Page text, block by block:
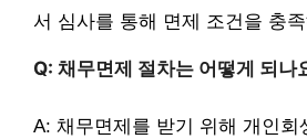
서 심사를 통해 면제 조건을 충
Q: 채무면제 절차는 어떻게 되나
A: 채무면제를 받기 위해 개인회